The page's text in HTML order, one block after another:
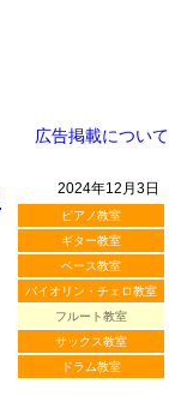
広告掲載について
2024年12月3日
ピアノ教室
ギター教室
ベース教室
バイオリン・チェロ教室
フルート教室
サックス教室
ドラム教室